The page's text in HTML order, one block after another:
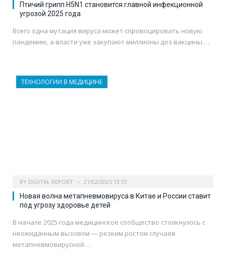
Птичий грипп H5N1 становится главной инфекционной
угрозой 2025 года
Всего одна мутация вируса может спровоцировать новую
пандемию, а власти уже закупают миллионы доз вакцины.…
ТЕХНОЛОГИИ В МЕДИЦИНЕ
BY DIGITAL REPORT 21/02/2025 13:51
Новая волна метапневмовируса в Китае и России ставит
под угрозу здоровье детей
В начале 2025 года медицинское сообщество столкнулось с
неожиданным вызовом — резким ростом случаев
метапневмовирусной…